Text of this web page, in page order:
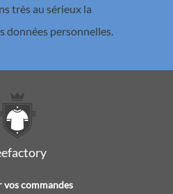
très au sérieux la
données personnelles.
vos commandes